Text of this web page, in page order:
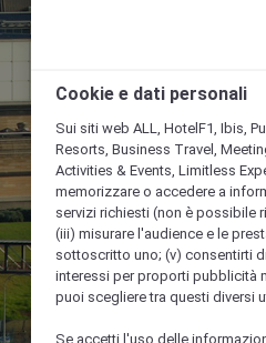
Cookie e dati personali
Sui siti web ALL, HotelF1, Ibis,
Resorts, Business Travel,
Activities & Events, Limitless
memorizzare o accedere a
servizi richiesti (non è possibile
(iii) misurare l'audience e le
sottoscritto uno; (v) consentirti
interessi per proporti pubblicità
puoi scegliere tra questi diversi
Se accetti l'uso delle